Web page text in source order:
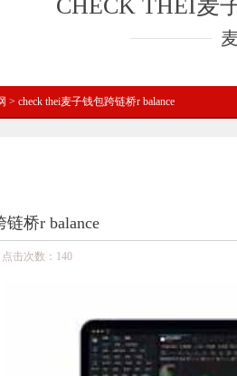
CHECK THEI麦
> check thei麦子钱包跨链桥r balance
链桥r balance
击次数：140